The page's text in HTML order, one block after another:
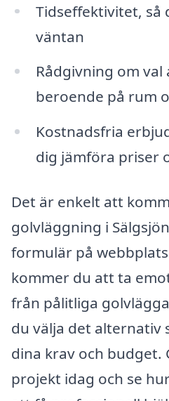
Tidseffektivitet, så
väntan
Rådgivning om val
beroende på rum
Kostnadsfria
dig jämföra priser
Det är enkelt att
golvläggning i
formulär på
kommer du att ta
från pålitliga
du välja det alternativ
dina krav och budget.
projekt idag och se